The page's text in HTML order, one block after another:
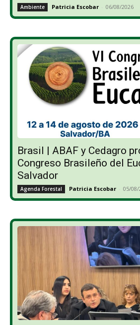
Ambiente Patricia Escobar - 06/08/2026
Brasil | ABAF y Cedagro
Congreso Brasileño del
Salvador
Agenda Forestal Patricia Escobar - 05/08/